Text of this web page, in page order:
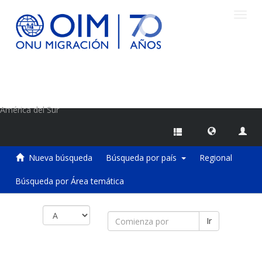
América del Sur
Nueva búsqueda Búsqueda por país Regional
Búsqueda por Área temática
Ir